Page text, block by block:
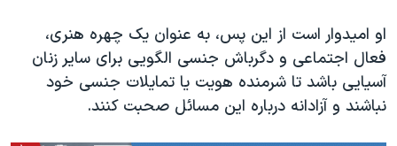
او امیدوار است از این پس، به عنوان یک چهره هنری،
فعال اجتماعی و دگرباش جنسی الگویی برای سایر زنان
آسیایی باشد تا شرمنده هویت یا تمایلات جنسی خود
نباشند و آزادانه درباره این مسائل صحبت کنند.